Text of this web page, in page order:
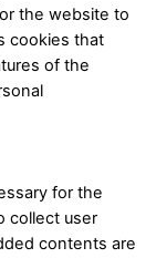
the website to
cookies that
of the
for the
collect user
contents are